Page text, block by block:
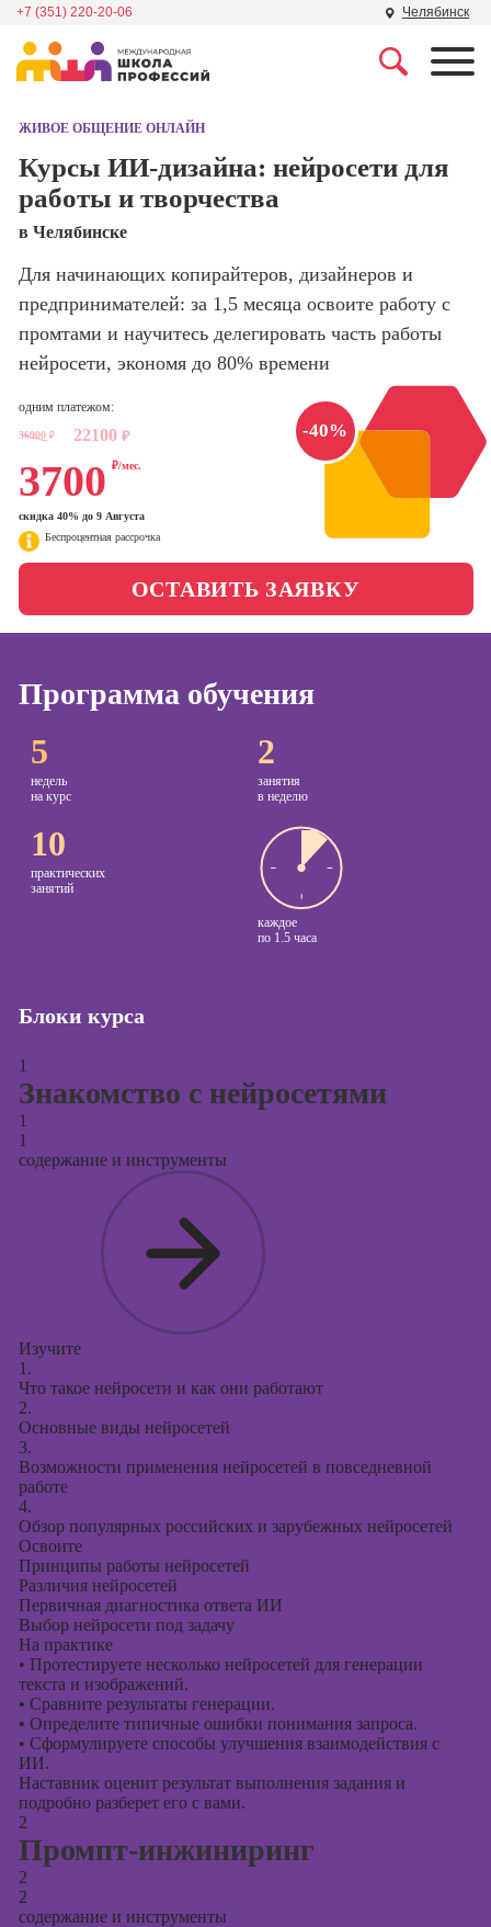
+7 (351) 220-20-06 Челябинск
Школа дизайна
Школа нейросетей и
Школа психологии
Школа актерского
Школа бизнеса и
управления
Фотошкола
поисковой
сайтов)
Профессия
Интернет-
Профессия
Менеджер по
маркетингу в
социальных
сетях (SMM-
менеджер)
Профессия
Специалист по
таргетингу
Курсы
презентаций в
ЖИВОЕ ОБЩЕНИЕ ОНЛАЙН
Курсы ИИ-дизайна: нейросети для
работы и творчества
в Челябинске
Для начинающих копирайтеров, дизайнеров и
предпринимателей: за 1,5 месяца освоите работу с
промтами и научитесь делегировать часть работы
нейросети, экономя до 80% времени
-40%
одним платежом:
36900 ₽ 22100 ₽
3700 ₽/мес.
скидка 40% до 9 Августа
Беспроцентная рассрочка
ОСТАВИТЬ ЗАЯВКУ
Программа обучения
5
недель
на курс
2
занятия
в неделю
10
практических
занятий
каждое
по 1.5 часа
Блоки курса
1
Знакомство с нейросетями
1
1
содержание и инструменты
Изучите
1.
Что такое нейросети и как они работают
2.
Основные виды нейросетей
3.
Возможности применения нейросетей в повседневной
работе
4.
Обзор популярных российских и зарубежных нейросетей
Освоите
Принципы работы нейросетей
Различия нейросетей
Первичная диагностика ответа ИИ
Выбор нейросети под задачу
На практике
• Протестируете несколько нейросетей для генерации
текста и изображений.
• Сравните результаты генерации.
• Определите типичные ошибки понимания запроса.
• Сформулируете способы улучшения взаимодействия с
ИИ.
Наставник оценит результат выполнения задания и
подробно разберет его с вами.
2
Промпт-инжиниринг
2
2
содержание и инструменты